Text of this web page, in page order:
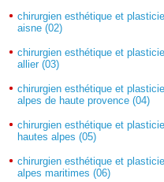
chirurgien esthétique et
aisne (02)
chirurgien esthétique et
allier (03)
chirurgien esthétique et
alpes de haute provence (04)
chirurgien esthétique et
hautes alpes (05)
chirurgien esthétique et
alpes maritimes (06)